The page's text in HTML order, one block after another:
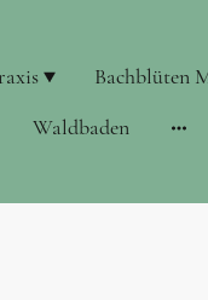
Bachblüten
Waldbaden